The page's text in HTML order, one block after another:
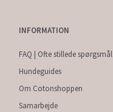
INFORMATION
FAQ | Ofte stillede spørgsmål
Hundeguides
Om Cotonshoppen
Samarbejde